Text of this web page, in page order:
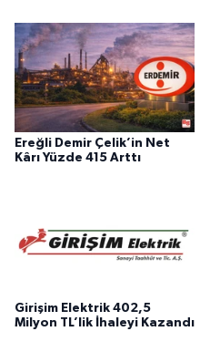
Ereğli Demir Çelik’in Net
Kârı Yüzde 415 Arttı
Girişim Elektrik 402,5
Milyon TL’lik İhaleyi Kazandı